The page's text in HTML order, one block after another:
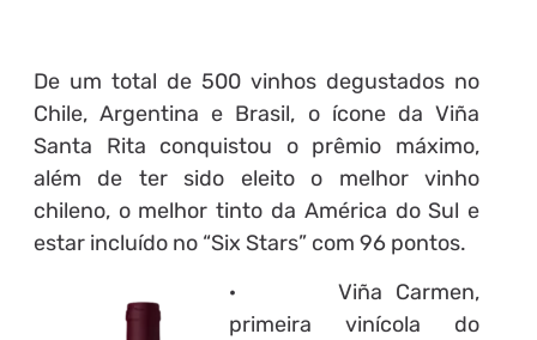
De um total de 500 vinhos degustados no
Chile, Argentina e Brasil, o ícone da Viña
Santa Rita conquistou o prêmio máximo,
além de ter sido eleito o melhor vinho
chileno, o melhor tinto da América do Sul e
estar incluído no “Six Stars” com 96 pontos.
· Viña Carmen,
primeira vinícola do